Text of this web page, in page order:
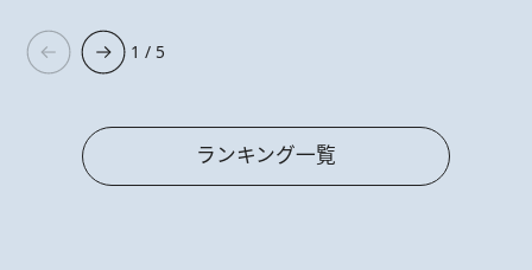
1 / 5
ランキング一覧